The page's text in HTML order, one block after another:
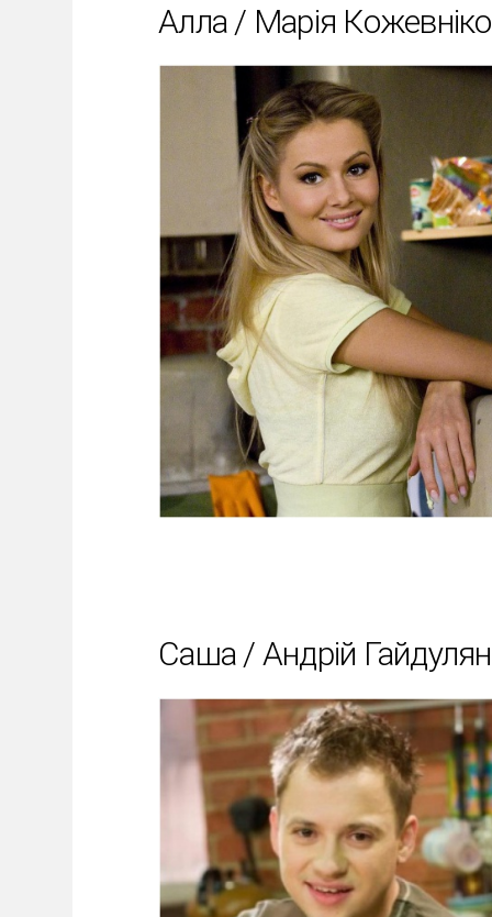
Алла / Марія
Саша / Андрій Гайдулян